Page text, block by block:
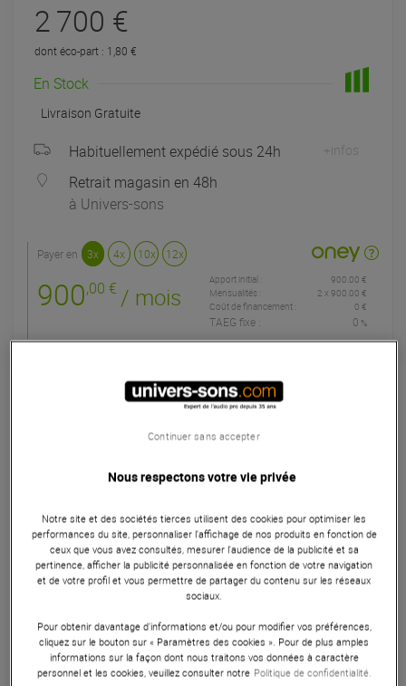
2 700 €
dont éco-part : 1,80 €
En Stock
Livraison Gratuite
Habituellement expédié sous 24h +infos
Retrait magasin en 48h
à Univers-sons
Payer en 3x 4x 10x 12x
900,00 € / mois
Apport initial :
900.00 €
Mensualités :
2 x 900.00 €
Coût de financement :
0 €
TAEG fixe : 0 %
Eligible à la Garantie Sérénité
Le pack RME Fireface UFX III + KRK Kreate 8 réunit une
interface audio de studio très complète et une paire de
monitors puissants pour produire, enregistrer et mixer dans
de bonnes conditions. La Fireface UFX III apporte un
routage avancé, un monitoring souple et une connectique
pensée pour les setups évolutifs. Les KRK Kreate 8 offrent
une écoute ample et précise, idéale pour travailler les voix,
les instruments et les prods avec une vraie lecture du bas
du spectre.
ARTICLE N° 110250
Nous respectons votre vie privée
Notre site et des sociétés tierces utilisent des cookies pour optimiser les
performances du site, personnaliser l’affichage de nos produits en fonction de
ceux que vous avez consultés, mesurer l'audience de la publicité et sa
pertinence, afficher la publicité personnalisée en fonction de votre navigation
et de votre profil et vous permettre de partager du contenu sur les réseaux
sociaux.
Pour obtenir davantage d'informations et/ou pour modifier vos préférences,
cliquez sur le bouton sur « Paramètres des cookies ». Pour de plus amples
informations sur la façon dont nous traitons vos données à caractère
personnel et les cookies, veuillez consulter notre Politique de confidentialité.
Continuer sans accepter